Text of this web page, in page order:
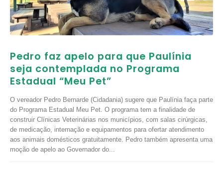
Pedro faz apelo para que Paulínia
seja contemplada no Programa
Estadual “Meu Pet”
O vereador Pedro Bernarde (Cidadania) sugere que Paulínia faça parte
do Programa Estadual Meu Pet. O programa tem a finalidade de
construir Clínicas Veterinárias nos municípios, com salas cirúrgicas,
de medicação, internação e equipamentos para ofertar atendimento
aos animais domésticos gratuitamente. Pedro também apresenta uma
moção de apelo ao Governador do...